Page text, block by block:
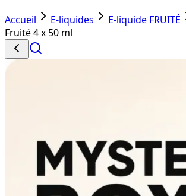
Accueil E-liquides E-liquide FRUITÉ
Fruité 4 x 50 ml